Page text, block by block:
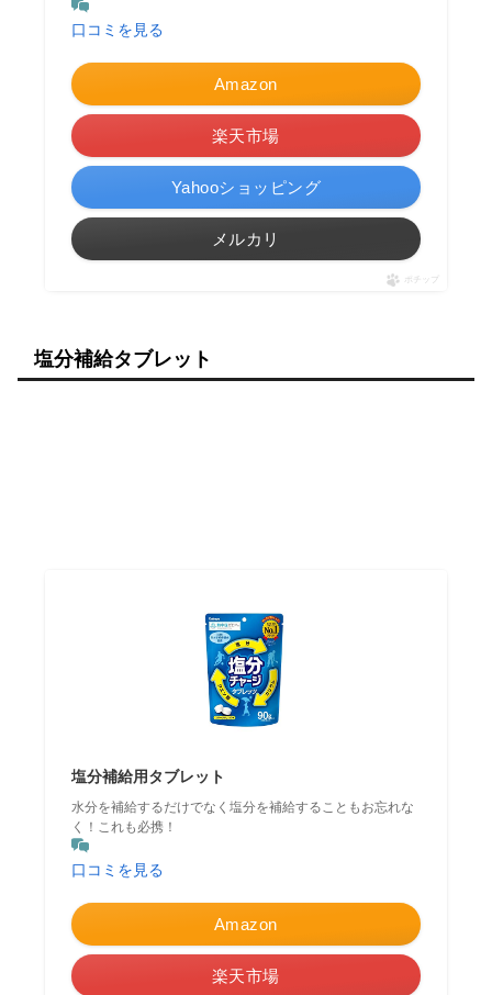
口コミを見る
Amazon
楽天市場
Yahooショッピング
メルカリ
ポチップ
塩分補給タブレット
塩分補給用タブレット
水分を補給するだけでなく塩分を補給することもお忘れな
く！これも必携！
口コミを見る
Amazon
楽天市場